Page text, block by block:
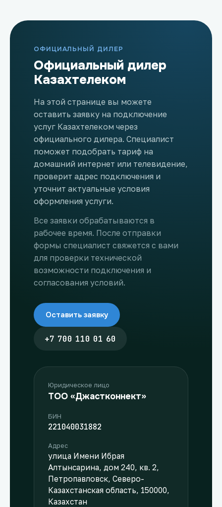
ОФИЦИАЛЬНЫЙ ДИЛЕР
Официальный дилер
Казахтелеком
На этой странице вы можете
оставить заявку на подключение
услуг Казахтелеком через
официального дилера. Специалист
поможет подобрать тариф на
домашний интернет или телевидение,
проверит адрес подключения и
уточнит актуальные условия
оформления услуги.
Все заявки обрабатываются в
рабочее время. После отправки
формы специалист свяжется с вами
для проверки технической
возможности подключения и
согласования условий.
Оставить заявку
+7 700 110 01 60
Юридическое лицо
ТОО «Джастконнект»
БИН
221040031882
Адрес
улица Имени Ибрая
Алтынсарина, дом 240, кв. 2,
Петропавловск, Северо-
Казахстанская область, 150000,
Казахстан